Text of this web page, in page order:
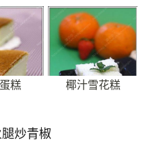
糕 椰汁雪花糕
炒青椒